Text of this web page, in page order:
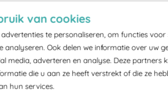
van cookies
te personaliseren, om functies voor
analyseren. Ook delen we informatie over uw
media, adverteren en analyse. Deze partners
die u aan ze heeft verstrekt of die ze
hun services.